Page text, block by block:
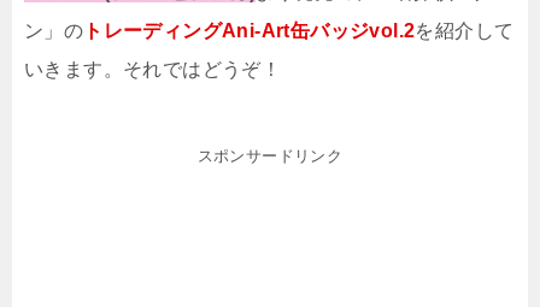
ン」の トレーディングAni-Art缶バッジvol.2を紹介して
いきます。それではどうぞ！
スポンサードリンク